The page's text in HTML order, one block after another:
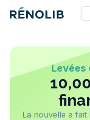
Levées
La nouvelle a fait